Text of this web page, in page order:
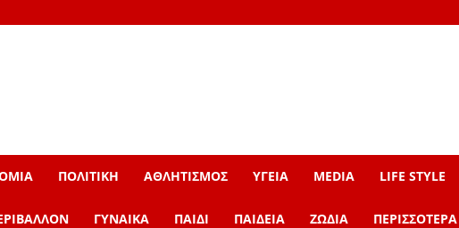
ΠΟΛΙΤΙΚΗ ΑΘΛΗΤΙΣΜΟΣ ΥΓΕΙΑ MEDIA LIFE STYLE
ΓΥΝΑΙΚΑ ΠΑΙΔΙ ΠΑΙΔΕΙΑ ΖΩΔΙΑ ΠΕΡΙΣΣΟΤΕΡΑ